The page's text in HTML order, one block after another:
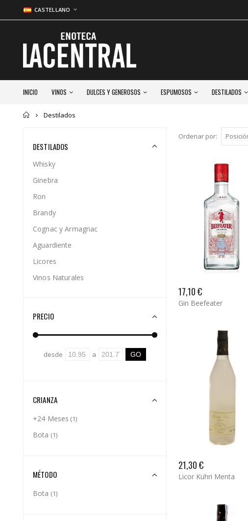
CASTELLANO
INICIO VINOS DULCES Y GENEROSOS ESPUMOSOS DESTILADOS
Inicio
Destilados
Ordenar por:
17,10 €
Gin Beefeater
21,30 €
Licor Kuhri Menta
DESTILADOS
Whisky
Ginebra
Ron
Brandy
Cognac y Armagnac
Aguardiente
Licores
Vinos Naturales
PRECIO
desde a
CRIANZA
+24 Meses (1)
Bota (1)
MÉTODO
Bota (1)